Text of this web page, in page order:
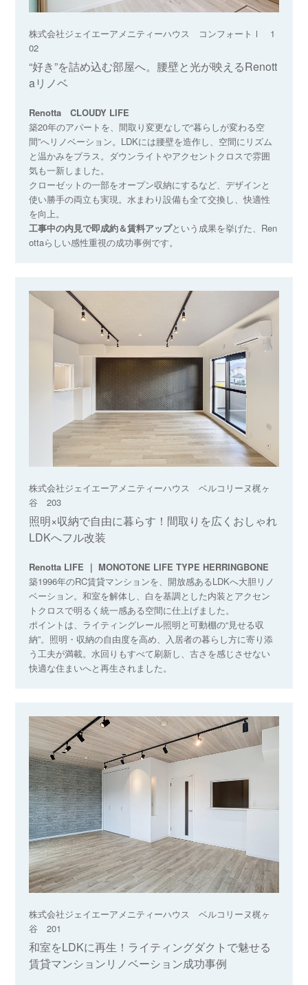
株式会社ジェイエーアメニティーハウス コンフォートⅠ 1
02
“好き”を詰め込む部屋へ。腰壁と光が映えるRenott
aリノベ
Renotta CLOUDY LIFE
築20年のアパートを、間取り変更なしで“暮らしが変わる空
間”へリノベーション。LDKには腰壁を造作し、空間にリズム
と温かみをプラス。ダウンライトやアクセントクロスで雰囲
気も一新しました。
クローゼットの一部をオープン収納にするなど、デザインと
使い勝手の両立も実現。水まわり設備も全て交換し、快適性
を向上。
工事中の内見で即成約＆賃料アップという成果を挙げた、Ren
ottaらしい感性重視の成功事例です。
株式会社ジェイエーアメニティーハウス ベルコリーヌ梶ヶ
谷 203
照明×収納で自由に暮らす！間取りを広くおしゃれ
LDKへフル改装
Renotta LIFE ｜ MONOTONE LIFE TYPE HERRINGBONE
築1996年のRC賃貸マンションを、開放感あるLDKへ大胆リノ
ベーション。和室を解体し、白を基調とした内装とアクセン
トクロスで明るく統一感ある空間に仕上げました。
ポイントは、ライティングレール照明と可動棚の“見せる収
納”。照明・収納の自由度を高め、入居者の暮らし方に寄り添
う工夫が満載。水回りもすべて刷新し、古さを感じさせない
快適な住まいへと再生されました。
株式会社ジェイエーアメニティーハウス ベルコリーヌ梶ヶ
谷 201
和室をLDKに再生！ライティングダクトで魅せる
賃貸マンションリノベーション成功事例